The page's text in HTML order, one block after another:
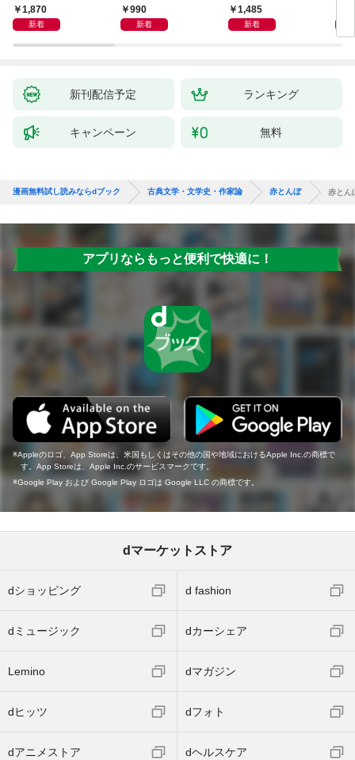
エッセンスをつかむ50
冊
1,870
新着
洋990
新着
から1,485
新着
新刊配信予定 ランキング
キャンペーン 無料
漫画無料試し読みならdブック 古典文学・文学史・作家論 赤とんぼ 赤とん
アプリならもっと便利で快適に！
Appleのロゴ、App Storeは、米国もしくはその他の国や地域におけるApple Inc.の商標で
す。App Storeは、Apple Inc.のサービスマークです。
Google Play および Google Play ロゴは Google LLC の商標です。
dマーケットストア
dショッピング d fashion
dミュージック dカーシェア
Lemino dマガジン
dヒッツ dフォト
dアニメストア dヘルスケア